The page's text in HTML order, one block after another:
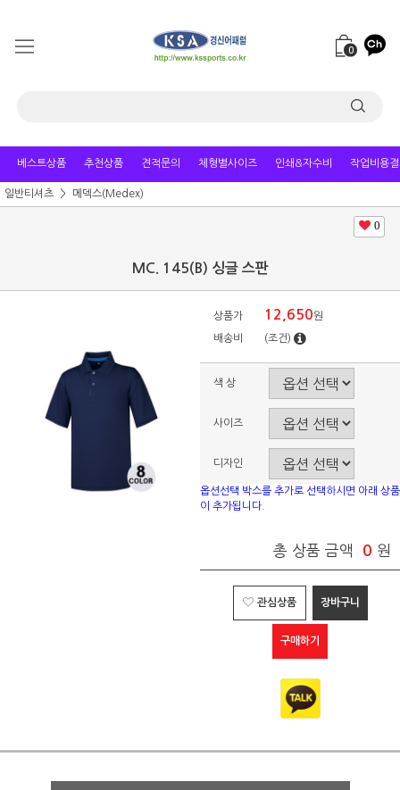
0
베스트상품 추천상품 견적문의 체형별사이즈 인쇄&자수비 작업비용
일반티셔츠 메덱스(Medex)
0
MC. 145(B) 싱글 스판
상품가 12,650원
배송비 (조건)
색 상
사이즈
디자인
옵션선택 박스를 추가로 선택하시면 아래 상품
이 추가됩니다.
총 상품 금액 0 원
관심상품 장바구니
구매하기